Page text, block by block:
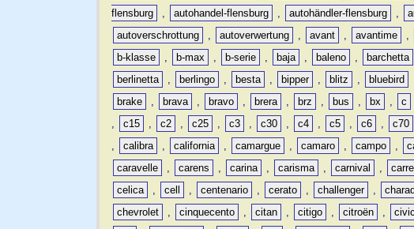
flensburg
, autohandel-flensburg , autohändler-flensburg ,
autoverschrottung
, autoverwertung , avant , avantime ,
b-klasse
, b-max , b-serie , baja , baleno , barchetta
berlinetta
, berlingo , besta , bipper , blitz , bluebird
brake
, brava , bravo , brera , brz , bus , bx , c
,
c15 , c2 , c25 , c3 , c30 , c4 , c5 , c6 , c70
,
calibra , california , camargue , camaro , campo ,
caravelle
, carens , carina , carisma , carnival ,
celica
, cell , centenario , cerato , challenger ,
chevrolet
, cinquecento , citan , citigo , citroën , civic